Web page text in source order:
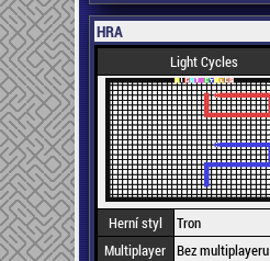
HRA
Light Cycles
Herní styl
Tron
Multiplayer Bez multiplayeru